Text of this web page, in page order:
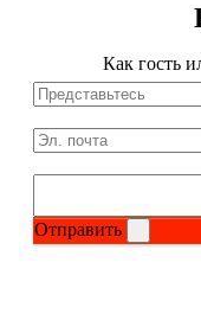
Сывороточный протеин
Многокомпонентный и
Растительный протеин
Как гость
Отправить